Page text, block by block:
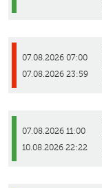
07.08.2026 07:00
07.08.2026 23:59
07.08.2026 11:00
10.08.2026 22:22